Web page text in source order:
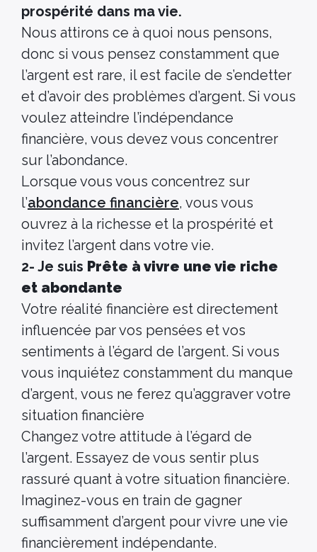
prospérité dans ma vie.
Nous attirons ce à quoi nous pensons,
donc si vous pensez constamment que
l’argent est rare, il est facile de s’endetter
et d’avoir des problèmes d’argent. Si vous
voulez atteindre l’indépendance
financière, vous devez vous concentrer
sur l’abondance.
Lorsque vous vous concentrez sur
l’abondance financière, vous vous
ouvrez à la richesse et la prospérité et
invitez l’argent dans votre vie.
2- Je suis Prête à vivre une vie riche
et abondante
Votre réalité financière est directement
influencée par vos pensées et vos
sentiments à l’égard de l’argent. Si vous
vous inquiétez constamment du manque
d’argent, vous ne ferez qu’aggraver votre
situation financière
Changez votre attitude à l’égard de
l’argent. Essayez de vous sentir plus
rassuré quant à votre situation financière.
Imaginez-vous en train de gagner
suffisamment d’argent pour vivre une vie
financièrement indépendante.